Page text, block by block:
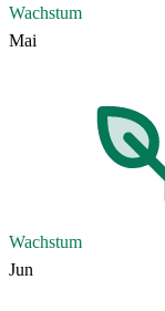
Wachstum
Mai
Wachstum
Jun